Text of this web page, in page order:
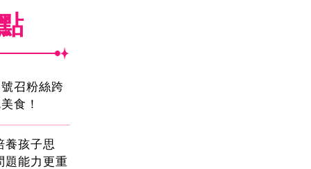
召粉絲跨
食！
養孩子思
題能力更重